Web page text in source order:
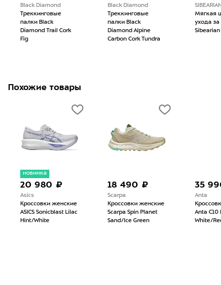
Black Diamond
Треккинговые
палки Black
Diamond Trail Cork
Fig
Black Diamond
Треккинговые
палки Black
Diamond Alpine
Carbon Cork Tundra
Мягкая
ухода
Sibearian
Похожие товары
новинка
20 980 ₽
Asics
Кроссовки женские
ASICS Sonicblast Lilac
Hint/White
18 490 ₽
Scarpa
Кроссовки женские
Scarpa Spin Planet
Sand/Ice Green
35
Anta
Anta C10
White/